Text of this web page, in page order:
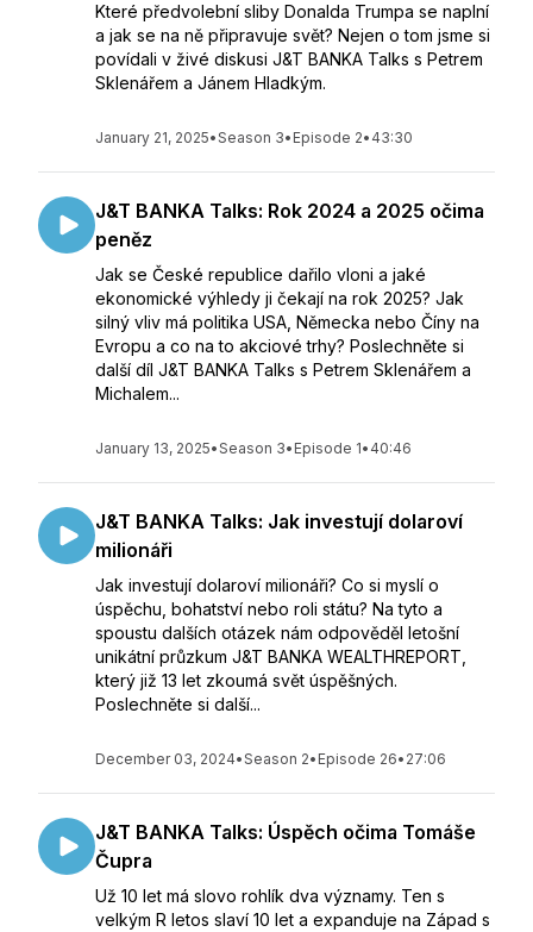
Které předvolební sliby Donalda Trumpa se naplní
a jak se na ně připravuje svět? Nejen o tom jsme si
povídali v živé diskusi J&T BANKA Talks s Petrem
Sklenářem a Jánem Hladkým.
January 21, 2025•Season 3• Episode 2• 43:30
J&T BANKA Talks: Rok 2024 a 2025 očima
peněz
Jak se České republice dařilo vloni a jaké
ekonomické výhledy ji čekají na rok 2025? Jak
silný vliv má politika USA, Německa nebo Číny na
Evropu a co na to akciové trhy? Poslechněte si
další díl J&T BANKA Talks s Petrem Sklenářem a
Michalem...
January 13, 2025•Season 3• Episode 1• 40:46
J&T BANKA Talks: Jak investují dolaroví
milionáři
Jak investují dolaroví milionáři? Co si myslí o
úspěchu, bohatství nebo roli státu? Na tyto a
spoustu dalších otázek nám odpověděl letošní
unikátní průzkum J&T BANKA WEALTHREPORT,
který již 13 let zkoumá svět úspěšných.
Poslechněte si další...
December 03, 2024•Season 2• Episode 26• 27:06
J&T BANKA Talks: Úspěch očima Tomáše
Čupra
Už 10 let má slovo rohlík dva významy. Ten s
velkým R letos slaví 10 let a expanduje na Západ s